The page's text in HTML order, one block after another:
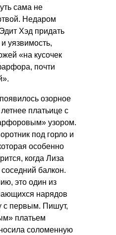
сама не
Недаром
Хэд придать
уязвимость,
«на кусочек
почти
озорное
платьице с
узором.
под горло и
особенно
когда Лиза
балкон.
это один из
нарядов
с первым. Пишут,
платьем
соломенную